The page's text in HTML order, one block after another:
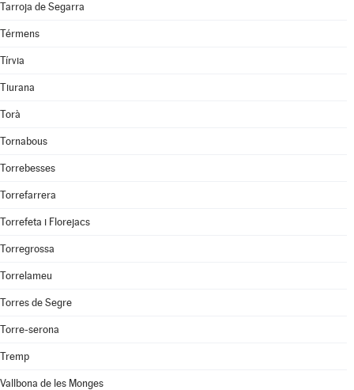
Tarroja de Segarra
Térmens
Tírvia
Tiurana
Torà
Tornabous
Torrebesses
Torrefarrera
Torrefeta i Florejacs
Torregrossa
Torrelameu
Torres de Segre
Torre-serona
Tremp
Vallbona de les Monges